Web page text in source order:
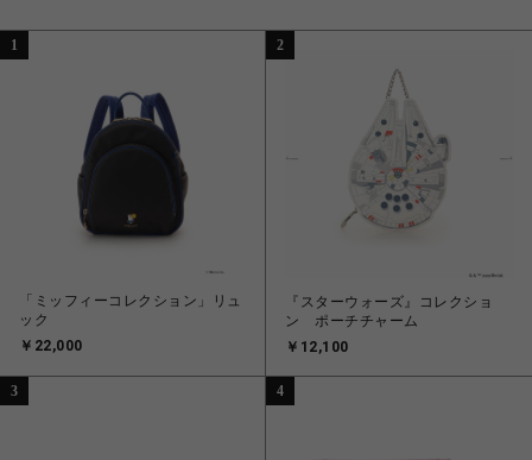
1
「ミッフィーコレクション」リュ
ック
￥22,000
2
『スターウォーズ』コレクショ
ン ポーチチャーム
￥12,100
3 4